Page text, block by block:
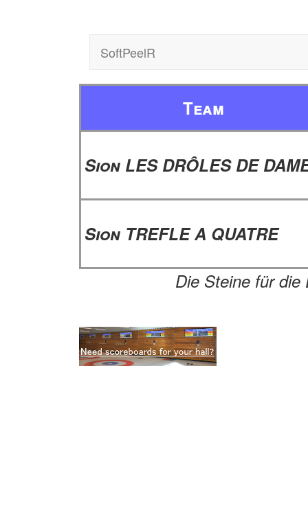
SoftPeelR
Team
Sion LES DRÔLES DE
Sion TREFLE A QUATRE
Die Steine für die